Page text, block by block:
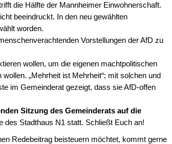
die Hälfte der Mannheimer Einwohnerschaft.
beeindruckt. In den neu gewählten
worden.
Vorstellungen der AfD zu
wollen, um die eigenen machtpolitischen
„Mehrheit ist Mehrheit“; mit solchen und
im Gemeinderat gezeigt, dass sie AfD-offen
Sitzung des Gemeinderats auf die
des Stadthaus N1 statt. Schließt Euch an!
Redebeitrag beisteuern möchtet, kommt gerne